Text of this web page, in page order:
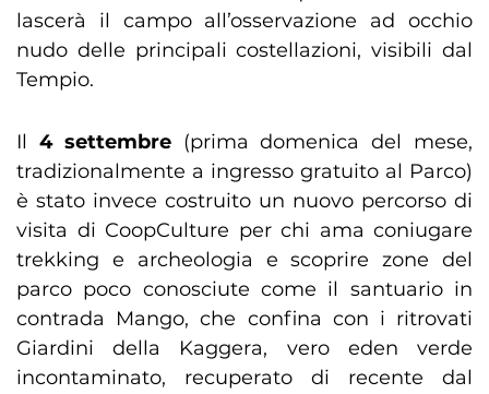
lascerà il campo all’osservazione ad occhio
nudo delle principali costellazioni, visibili dal
Tempio.
Il 4 settembre(prima domenica del mese,
tradizionalmente a ingresso gratuito al Parco)
è stato invece costruito un nuovo percorso di
visita di CoopCulture per chi ama coniugare
trekking e archeologia e scoprire zone del
parco poco conosciute come il santuario in
contrada Mango, che confina con i ritrovati
Giardini della Kaggera, vero eden verde
incontaminato, recuperato di recente dal